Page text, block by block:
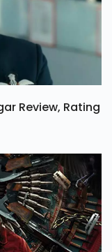
Review, Rating